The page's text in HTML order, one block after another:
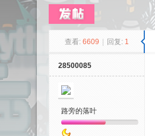
查看: 6609 回复: 1
28500085
路旁的落叶